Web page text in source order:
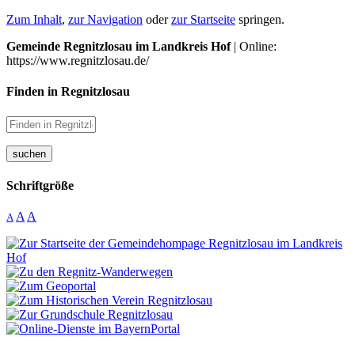
Zum Inhalt, zur Navigation oderzur Startseite springen.
Gemeinde Regnitzlosau im Landkreis Hof| Online:
https://www.regnitzlosau.de/
Finden in Regnitzlosau
suchen
Schriftgröße
A A A